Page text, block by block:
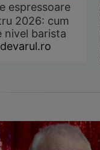
espressoare
2026: cum
nivel barista